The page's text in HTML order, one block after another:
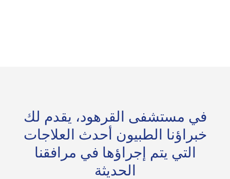
في مستشفى القرهود، يقدم لك
خبراؤنا الطبيون أحدث العلاجات
التي يتم إجراؤها في مرافقنا
الحديثة